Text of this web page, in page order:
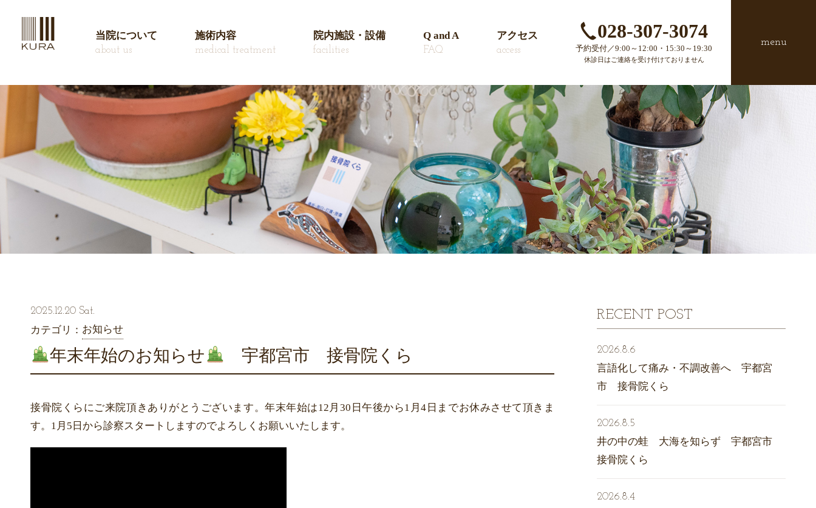
当院について
about us
施術内容
medical treatment
院内施設・設備
facilities
Q and A
FAQ
アクセス
access
028-307-3074
予約受付／9:00～12:00・15:30～19:30
休診日はご連絡を受け付けておりません
menu
2025.12.20 Sat.
カテゴリ： お知らせ
年末年始のお知らせ 宇都宮市 接骨院くら
接骨院くらにご来院頂きありがとうございます。年末年始は12月30日午後から1月4日までお休みさせて頂きま
す。1月5日から診察スタートしますのでよろしくお願いいたします。
RECENT POST
言語化して痛み・不調改善へ 宇都宮
市 接骨院くら
2026.8.6
井の中の蛙 大海を知らず 宇都宮市
接骨院くら
2026.8.5
2026.8.4